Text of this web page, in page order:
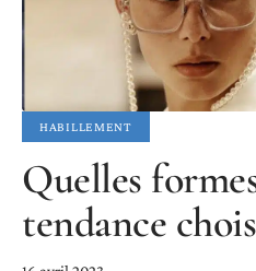
HABILLEMENT
Quelles
tendance